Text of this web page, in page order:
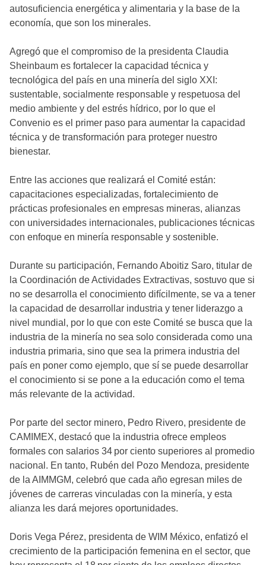
autosuficiencia energética y alimentaria y la base de la
economía, que son los minerales.
Agregó que el compromiso de la presidenta Claudia
Sheinbaum es fortalecer la capacidad técnica y
tecnológica del país en una minería del siglo XXI:
sustentable, socialmente responsable y respetuosa del
medio ambiente y del estrés hídrico, por lo que el
Convenio es el primer paso para aumentar la capacidad
técnica y de transformación para proteger nuestro
bienestar.
Entre las acciones que realizará el Comité están:
capacitaciones especializadas, fortalecimiento de
prácticas profesionales en empresas mineras, alianzas
con universidades internacionales, publicaciones técnicas
con enfoque en minería responsable y sostenible.
Durante su participación, Fernando Aboitiz Saro, titular de
la Coordinación de Actividades Extractivas, sostuvo que si
no se desarrolla el conocimiento difícilmente, se va a tener
la capacidad de desarrollar industria y tener liderazgo a
nivel mundial, por lo que con este Comité se busca que la
industria de la minería no sea solo considerada como una
industria primaria, sino que sea la primera industria del
país en poner como ejemplo, que sí se puede desarrollar
el conocimiento si se pone a la educación como el tema
más relevante de la actividad.
Por parte del sector minero, Pedro Rivero, presidente de
CAMIMEX, destacó que la industria ofrece empleos
formales con salarios 34 por ciento superiores al promedio
nacional. En tanto, Rubén del Pozo Mendoza, presidente
de la AIMMGM, celebró que cada año egresan miles de
jóvenes de carreras vinculadas con la minería, y esta
alianza les dará mejores oportunidades.
Doris Vega Pérez, presidenta de WIM México, enfatizó el
crecimiento de la participación femenina en el sector, que